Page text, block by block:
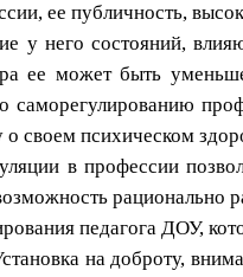
ее публичность,
у него состояний,
может быть
саморегулированию
о своем психическом
в профессии
педагога ДОУ,
на доброту,